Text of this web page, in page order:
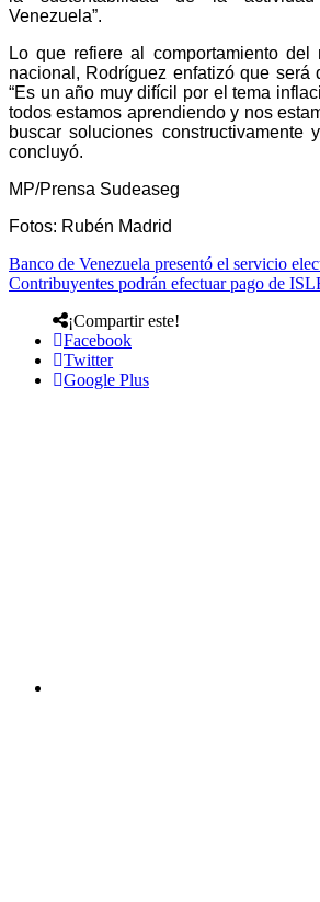
Venezuela”.
Lo que refiere al comportamiento del
nacional, Rodríguez enfatizó que será
“Es un año muy difícil por el tema
todos estamos aprendiendo y nos
buscar soluciones constructivamente
concluyó.
MP/Prensa Sudeaseg
Fotos: Rubén Madrid
Banco de Venezuela presentó el servicio
Contribuyentes podrán efectuar pago de
¡Compartir este!
Facebook
Twitter
Google Plus